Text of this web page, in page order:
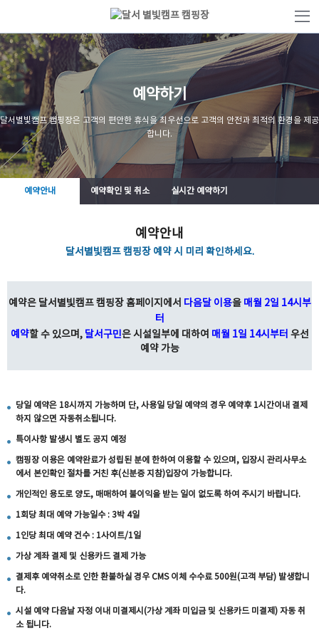
예약하기
달서별빛캠프 캠핑장은 고객의 편안한 휴식을 최우선으로 고객의 안전과 최적의 환경을 제공
합니다.
예약안내 예약확인 및 취소 실시간 예약하기
예약안내
달서별빛캠프 캠핑장 예약 시 미리 확인하세요.
예약은 달서별빛캠프 캠핑장 홈페이지에서 다음달 이용을 매월 2일 14시부
터
예약할 수 있으며, 달서구민은 시설일부에 대하여 매월 1일 14시부터 우선
예약 가능
당일 예약은 18시까지 가능하며 단, 사용일 당일 예약의 경우 예약후 1시간이내 결제
하지 않으면 자동취소됩니다.
특이사항 발생시 별도 공지 예정
캠핑장 이용은 예약완료가 성립된 분에 한하여 이용할 수 있으며, 입장시 관리사무소
에서 본인확인 절차를 거친 후(신분증 지참)입장이 가능합니다.
개인적인 용도로 양도, 매매하여 불이익을 받는 일이 없도록 하여 주시기 바랍니다.
1회당 최대 예약 가능일수 : 3박 4일
1인당 최대 예약 건수 : 1사이트/1일
가상 계좌 결제 및 신용카드 결제 가능
결제후 예약취소로 인한 환불하실 경우 CMS 이체 수수료 500원(고객 부담) 발생합니
다.
시설 예약 다음날 자정 이내 미결제시(가상 계좌 미입금 및 신용카드 미결제) 자동 취
소 됩니다.